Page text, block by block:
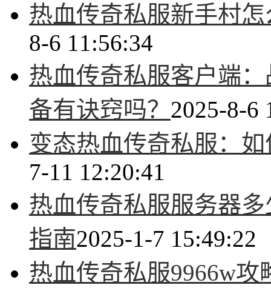
热血传奇私服新手村
8-6 11:56:34
热血传奇私服客户端
备有诀窍吗？ 2025-8-6
变态热血传奇私服：
7-11 12:20:41
热血传奇私服服务器
指南2025-1-7 15:49:22
热血传奇私服9966w